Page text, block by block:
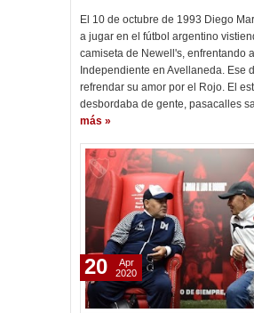
El 10 de octubre de 1993 Diego
a jugar en el fútbol argentino
camiseta de Newell's, enfrentando a
Independiente en Avellaneda. Ese
refrendar su amor por el Rojo. El
desbordaba de gente, pasacalles
más »
20
Apr
2020